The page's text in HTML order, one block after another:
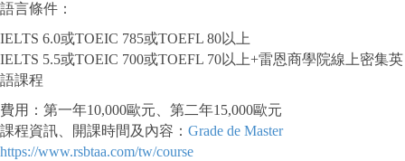
語言條件：
IELTS 6.0或TOEIC 785或TOEFL 80以上
IELTS 5.5或TOEIC 700或TOEFL 70以上+雷恩商學院線上密集英
語課程
費用：第一年10,000歐元、第二年15,000歐元
課程資訊、開課時間及內容： Grade de Master
https://www.rsbtaa.com/tw/course